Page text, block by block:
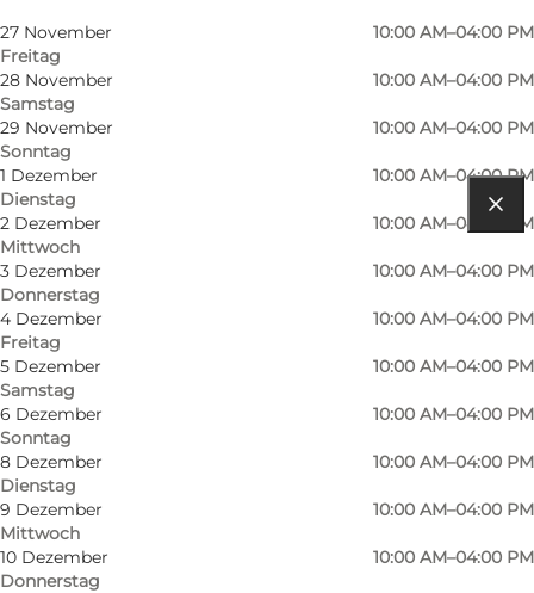
27 November
Freitag
10:00 AM–04:00 PM
28 November
Samstag
10:00 AM–04:00 PM
29 November
Sonntag
10:00 AM–04:00 PM
1 Dezember
Dienstag
10:00 AM–04:00 PM
2 Dezember
Mittwoch
10:00 AM–04:00 PM
3 Dezember
Donnerstag
10:00 AM–04:00 PM
4 Dezember
Freitag
10:00 AM–04:00 PM
5 Dezember
Samstag
10:00 AM–04:00 PM
6 Dezember
Sonntag
10:00 AM–04:00 PM
8 Dezember
Dienstag
10:00 AM–04:00 PM
9 Dezember
Mittwoch
10:00 AM–04:00 PM
10 Dezember
Donnerstag
10:00 AM–04:00 PM
Route anzeigen
Randersvej 2
8963 Auning
Route anzeigen